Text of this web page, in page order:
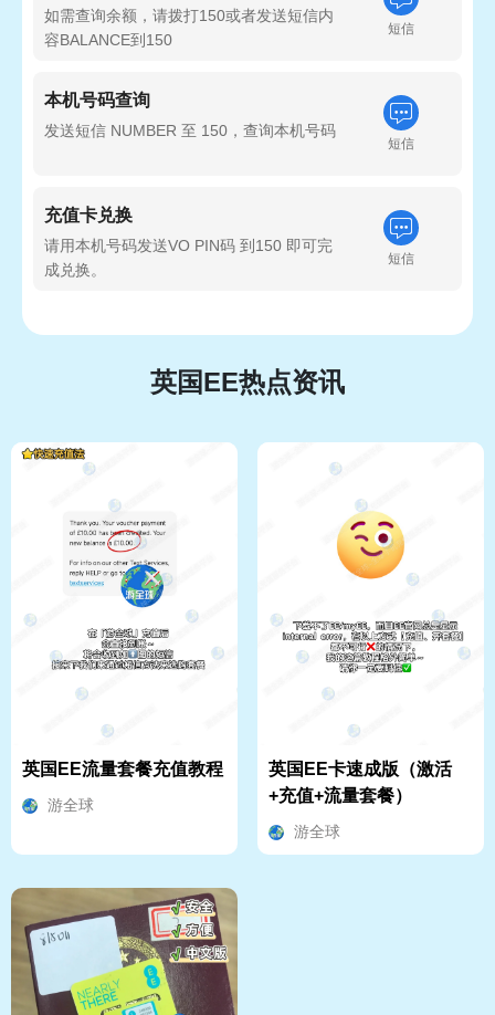
如需查询余额，请拨打150或者发送短信内
容BALANCE到150
短信
本机号码查询
发送短信 NUMBER 至 150，查询本机号码
短信
充值卡兑换
请用本机号码发送VO PIN码 到150 即可完
成兑换。
短信
英国EE热点资讯
英国EE流量套餐充值教程
游全球
英国EE卡速成版（激活
+充值+流量套餐）
游全球